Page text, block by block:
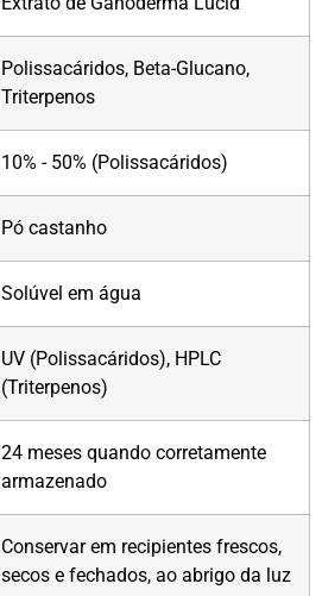
Polissacáridos, Beta-Glucano,
Triterpenos
10% - 50% (Polissacáridos)
Pó castanho
Solúvel em água
UV (Polissacáridos), HPLC
(Triterpenos)
24 meses quando corretamente
armazenado
Conservar em recipientes frescos,
secos e fechados, ao abrigo da luz